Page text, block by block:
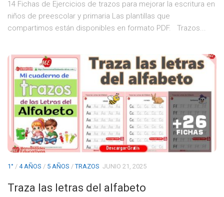
14 Fichas de Ejercicios de trazos para mejorar la escritura en
niños de preescolar y primaria Las plantillas que
compartimos están disponibles en formato PDF. Trazos...
1° / 4 AÑOS / 5 AÑOS /TRAZOS JUNIO 21, 2025
Traza las letras del alfabeto